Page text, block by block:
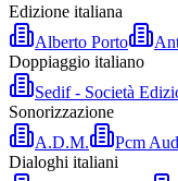
Edizione italiana
Alberto Porto
Doppiaggio italiano
Sedif - Società
Sonorizzazione
A.D.M.
Pcm
Dialoghi italiani